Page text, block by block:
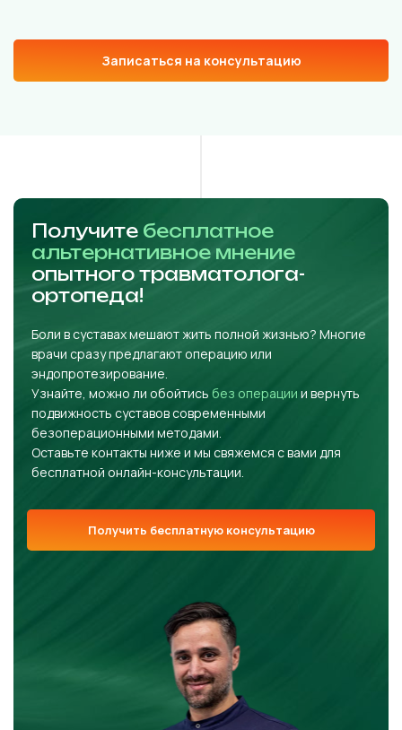
Записаться на консультацию
Получите бесплатное
альтернативное мнение
опытного травматолога-
ортопеда!
Боли в суставах мешают жить полной жизнью? Многие
врачи сразу предлагают операцию или
эндопротезирование.
Узнайте, можно ли обойтись без операции и вернуть
подвижность суставов современными
безоперационными методами.
Оставьте контакты ниже и мы свяжемся с вами для
бесплатной онлайн-консультации.
Получить бесплатную консультацию